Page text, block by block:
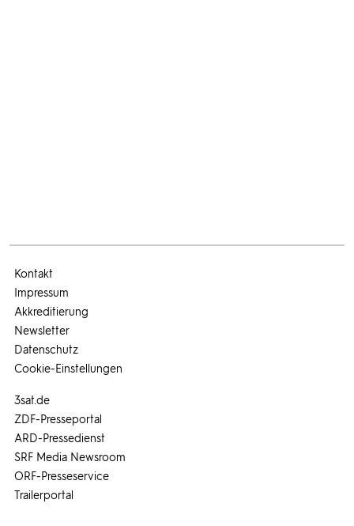
3sat.de
ZDF-Presseportal
ARD-Pressedienst
SRF Media Newsroom
ORF-Presseservice
Trailerportal
Kontakt
Impressum
Akkreditierung
Newsletter
Datenschutz
Cookie-Einstellungen